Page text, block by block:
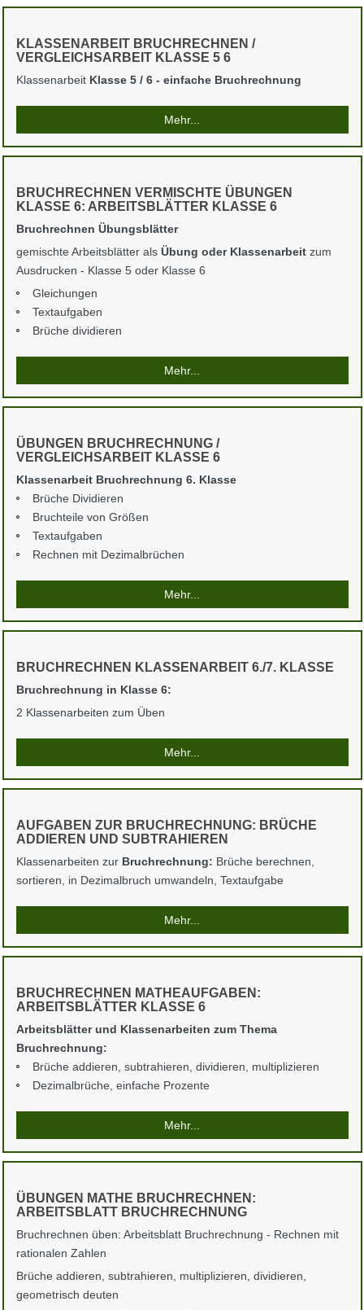
KLASSENARBEIT BRUCHRECHNEN /
VERGLEICHSARBEIT KLASSE 5 6
Klassenarbeit Klasse 5 / 6 - einfache Bruchrechnung
Mehr...
BRUCHRECHNEN VERMISCHTE ÜBUNGEN
KLASSE 6: ARBEITSBLÄTTER KLASSE 6
Bruchrechnen Übungsblätter
gemischte Arbeitsblätter als Übung oder Klassenarbeitzum
Ausdrucken - Klasse 5 oder Klasse 6
Gleichungen
Textaufgaben
Brüche dividieren
Mehr...
ÜBUNGEN BRUCHRECHNUNG /
VERGLEICHSARBEIT KLASSE 6
Klassenarbeit Bruchrechnung 6. Klasse
Brüche Dividieren
Bruchteile von Größen
Textaufgaben
Rechnen mit Dezimalbrüchen
Mehr...
BRUCHRECHNEN KLASSENARBEIT 6./7. KLASSE
Bruchrechnung in Klasse 6:
2 Klassenarbeiten zum Üben
Mehr...
AUFGABEN ZUR BRUCHRECHNUNG: BRÜCHE
ADDIEREN UND SUBTRAHIEREN
Klassenarbeiten zur Bruchrechnung: Brüche berechnen,
sortieren, in Dezimalbruch umwandeln, Textaufgabe
Mehr...
BRUCHRECHNEN MATHEAUFGABEN:
ARBEITSBLÄTTER KLASSE 6
Arbeitsblätter und Klassenarbeiten zum Thema
Bruchrechnung:
Brüche addieren, subtrahieren, dividieren, multiplizieren
Dezimalbrüche, einfache Prozente
Mehr...
ÜBUNGEN MATHE BRUCHRECHNEN:
ARBEITSBLATT BRUCHRECHNUNG
Bruchrechnen üben: Arbeitsblatt Bruchrechnung - Rechnen mit
rationalen Zahlen
Brüche addieren, subtrahieren, multiplizieren, dividieren,
geometrisch deuten